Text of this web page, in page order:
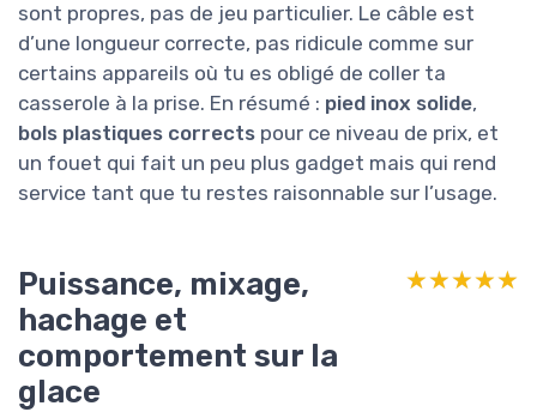
sont propres, pas de jeu particulier. Le câble est
d’une longueur correcte, pas ridicule comme sur
certains appareils où tu es obligé de coller ta
casserole à la prise. En résumé : pied inox solide,
bols plastiques corrects pour ce niveau de prix, et
un fouet qui fait un peu plus gadget mais qui rend
service tant que tu restes raisonnable sur l’usage.
Puissance, mixage,
hachage et
comportement sur la
glace
★★★★★
★★★★★